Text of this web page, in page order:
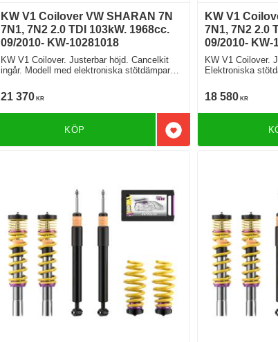
KW V1 Coilover VW SHARAN 7N
7N1, 7N2 2.0 TDI 103kW. 1968cc.
09/2010- KW-10281018
KW V1 Coilover. Justerbar höjd. Cancelkit
ingår. Modell med elektroniska stötdämpare
21 370 KR
Lägg till i favoriter
KÖP
KW V1
7N1, 7N2 2.0
09/2010- KW-
KW V1 Coilover.
Elektroniska
18 580KR